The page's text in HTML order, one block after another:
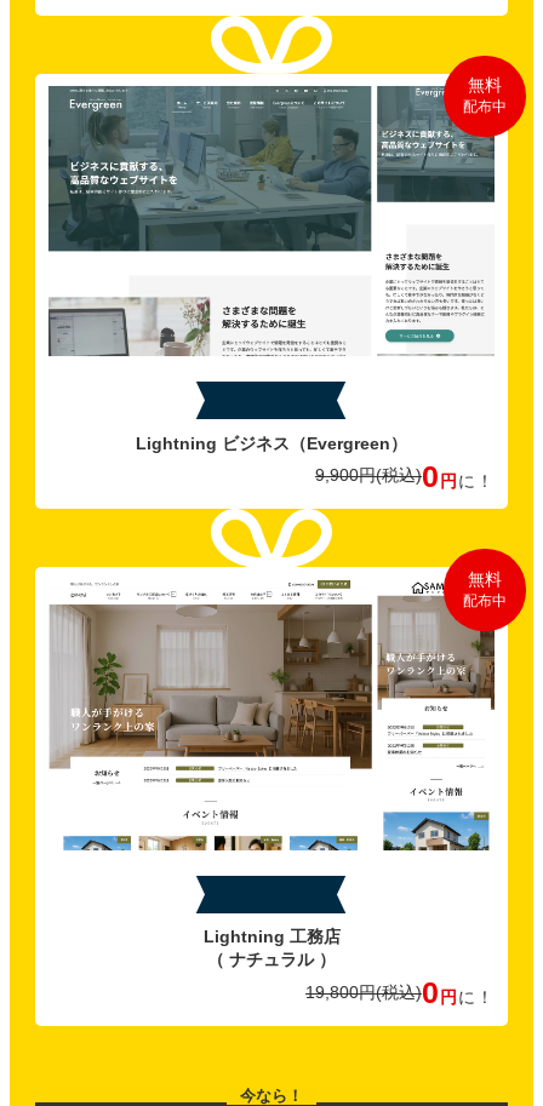
無料
配布中
Lightning ビジネス （Evergreen）
9,900円(税込)0 円 に！
無料
配布中
Lightning 工務店
（ ナチュラル ）
19,800円(税込)0 円 に！
今なら！